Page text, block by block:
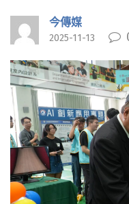
今傳媒
2025-11-13